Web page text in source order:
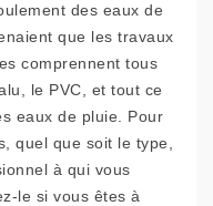
des eaux de
que les travaux
comprennent tous
le PVC, et tout ce
eaux de pluie. Pour
quel que soit le type,
à qui vous
le si vous êtes à